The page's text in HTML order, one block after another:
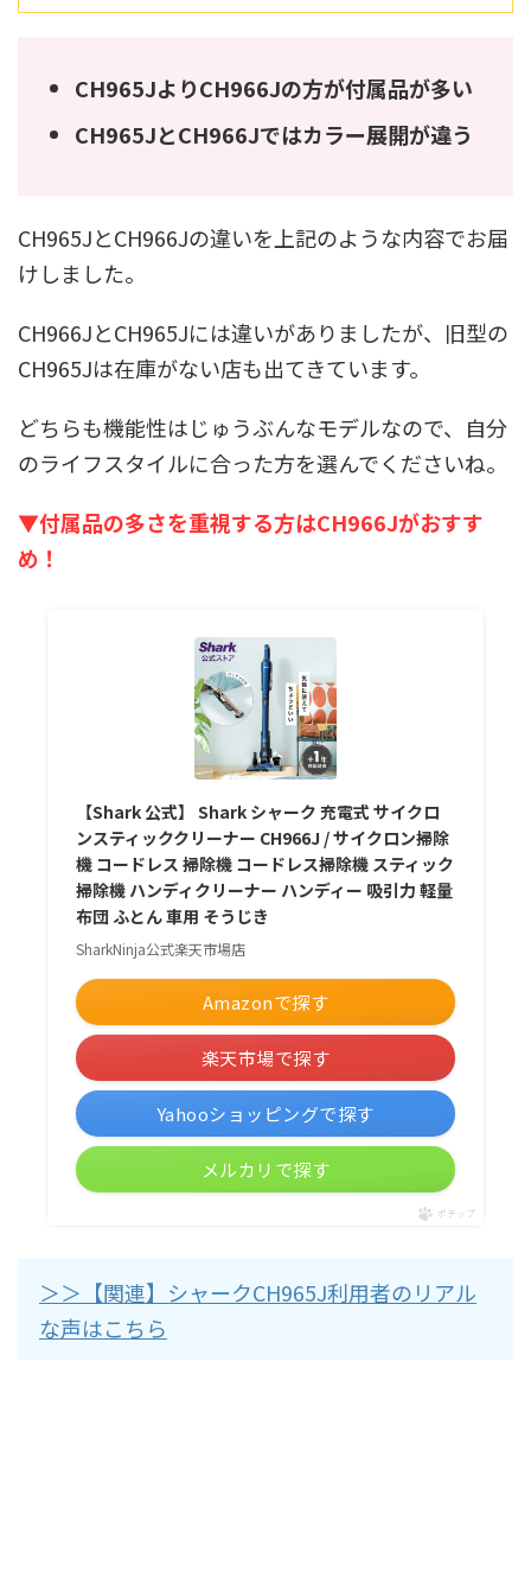
CH965JよりCH966Jの方が付属品が多い
CH965JとCH966Jではカラー展開が違う
CH965JとCH966Jの違いを上記のような内容でお届
けしました。
CH966JとCH965Jには違いがありましたが、旧型の
CH965Jは在庫がない店も出てきています。
どちらも機能性はじゅうぶんなモデルなので、自分
のライフスタイルに合った方を選んでくださいね。
▼付属品の多さを重視する方はCH966Jがおすす
め！
【Shark 公式】 Shark シャーク 充電式 サイクロ
ンスティッククリーナー CH966J / サイクロン掃除
機 コードレス 掃除機 コードレス掃除機 スティック
掃除機 ハンディクリーナー ハンディー 吸引力 軽量
布団 ふとん 車用 そうじき
SharkNinja公式楽天市場店
Amazonで探す
楽天市場で探す
Yahooショッピングで探す
メルカリで探す
ポチップ
＞＞【関連】シャークCH965J利用者のリアル
な声はこちら